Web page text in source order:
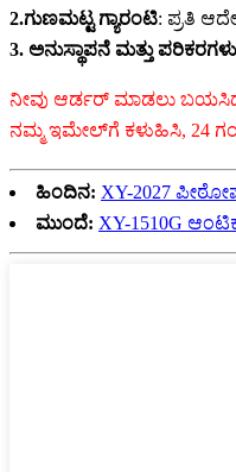
2.ಗುಣಮಟ್ಟ ಗ್ಯಾರಂಟಿ: ಪ್ರತಿ
3. ಅನುಸ್ಥಾಪನೆ ಮತ್ತು
ನೀವು ಆರ್ಡರ್ ಮಾಡಲು
ನಮ್ಮ ಇಮೇಲ್‌ಗೆ ಕಳುಹಿಸಿ, 24
ಹಿಂದಿನ: XY-2027
ಮುಂದೆ: XY-1510G